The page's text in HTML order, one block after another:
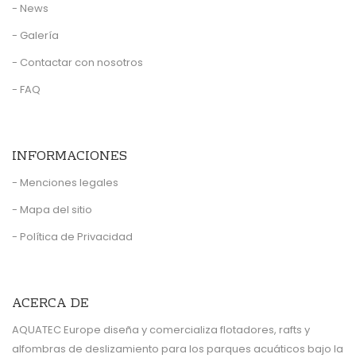
- News
- Galería
- Contactar con nosotros
- FAQ
INFORMACIONES
- Menciones legales
- Mapa del sitio
- Política de Privacidad
ACERCA DE
AQUATEC Europe diseña y comercializa flotadores, rafts y
alfombras de deslizamiento para los parques acuáticos bajo la